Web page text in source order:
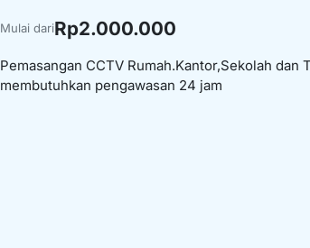
Mulai dariRp2.000.000
Pemasangan CCTV Rumah.Kantor,Sekolah dan
membutuhkan pengawasan 24 jam